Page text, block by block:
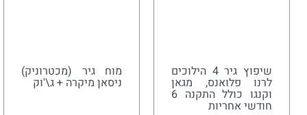
שיפוץ גיר 4 הילוכים
לרנו פלואנס, מגאן
וקנגו כולל התקנה 6
חודשי אחריות
מוח גיר (מכטרוניק)
ניסאן מיקרה + ג\'וק